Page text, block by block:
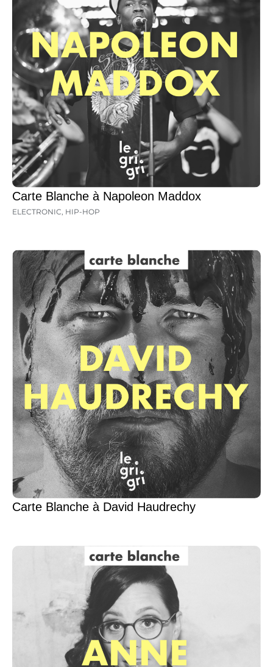
Carte Blanche à Napoleon Maddox
ELECTRONIC, HIP-HOP
Carte Blanche à David Haudrechy